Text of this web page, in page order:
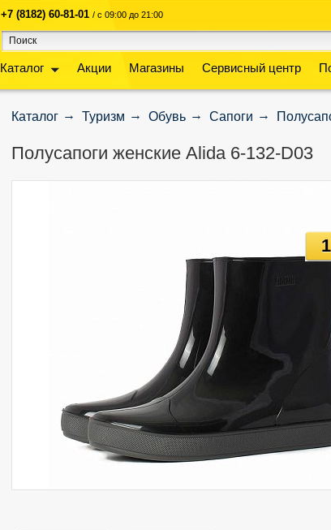
+7 (8182) 60-81-01 / с 09:00 до 21:00
Каталог Акции Магазины Сервисный центр
Каталог Туризм Обувь Сапоги
Полусапоги женские Alida 6-132-D03